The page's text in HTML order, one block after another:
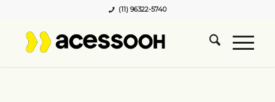
(11) 96322-5740